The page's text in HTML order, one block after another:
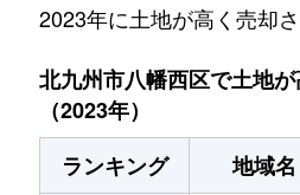
2023年に土地が高く売却さ
北九州市八幡西区で土地
（2023年）
ランキング
地域名